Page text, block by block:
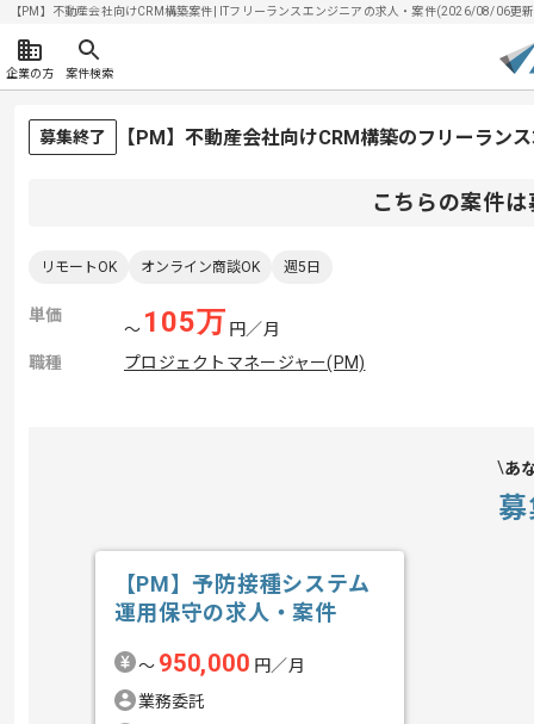
【PM】不動産会社向けCRM構築案件| ITフリーランスエンジニアの求人・案件(2026/08/06更
企業の方 案件検索
募集終了 【PM】不動産会社向けCRM構築のフリーラン
こちらの案件
リモートOK オンライン商談OK 週5日
単価
〜 105万 円／月
職種
プロジェクトマネージャー(PM)
あ
【PM】予防接種システム
運用保守の求人・案件
〜 950,000 円／月
業務委託